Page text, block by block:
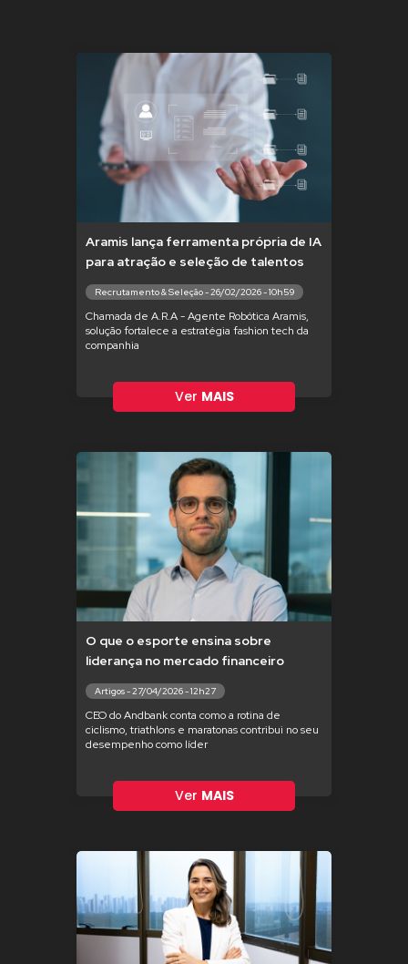
Aramis lança ferramenta própria de IA
para atração e seleção de talentos
Recrutamento & Seleção - 26/02/2026 - 10h59
Chamada de A.R.A - Agente Robótica Aramis,
solução fortalece a estratégia fashion tech da
companhia
Ver MAIS
O que o esporte ensina sobre
liderança no mercado financeiro
Artigos - 27/04/2026 - 12h27
CEO do Andbank conta como a rotina de
ciclismo, triathlons e maratonas contribui no seu
desempenho como líder
Ver MAIS